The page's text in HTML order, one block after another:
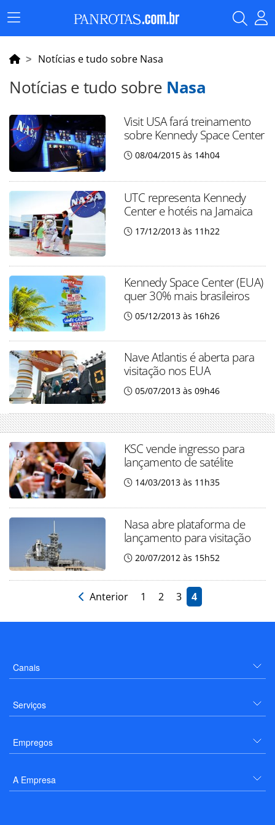
Menu
Principal
Notícias e tudo sobre Nasa
Notícias e tudo sobre Nasa
Visit USA fará treinamento
sobre Kennedy Space Center
08/04/2015 às 14h04
UTC representa Kennedy
Center e hotéis na Jamaica
17/12/2013 às 11h22
Kennedy Space Center (EUA)
quer 30% mais brasileiros
05/12/2013 às 16h26
Nave Atlantis é aberta para
visitação nos EUA
05/07/2013 às 09h46
KSC vende ingresso para
lançamento de satélite
14/03/2013 às 11h35
Nasa abre plataforma de
lançamento para visitação
20/07/2012 às 15h52
Anterior 1 2 3 4
Canais
Serviços
Empregos
A Empresa